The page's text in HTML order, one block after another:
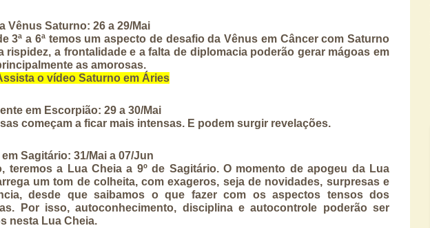
Vênus Saturno: 26 a 29/Mai
3ª a 6ª temos um aspecto de desafio da Vênus em Câncer com Saturno
rispidez, a frontalidade e a falta de diplomacia poderão gerar mágoas em
as amorosas.
o vídeo Saturno em Áries
em Escorpião: 29 a 30/Mai
começam a ficar mais intensas. E podem surgir revelações.
Sagitário: 31/Mai a 07/Jun
teremos a Lua Cheia a 9º de Sagitário. O momento de apogeu da Lua
um tom de colheita, com exageros, seja de novidades, surpresas e
desde que saibamos o que fazer com os aspectos tensos dos
Por isso, autoconhecimento, disciplina e autocontrole poderão ser
nesta Lua Cheia.